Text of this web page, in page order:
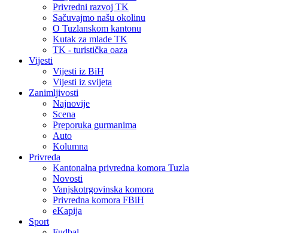
Privredni razvoj TK
Sačuvajmo našu okolinu
O Tuzlanskom kantonu
Kutak za mlade TK
TK - turistička oaza
Vijesti
Vijesti iz BiH
Vijesti iz svijeta
Zanimljivosti
Najnovije
Scena
Preporuka gurmanima
Auto
Kolumna
Privreda
Kantonalna privredna komora Tuzla
Novosti
Vanjskotrgovinska komora
Privredna komora FBiH
eKapija
Sport